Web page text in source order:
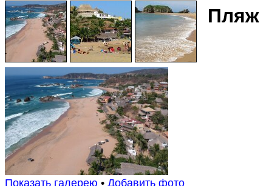
Показать галерею • Добавить фото
Пляж